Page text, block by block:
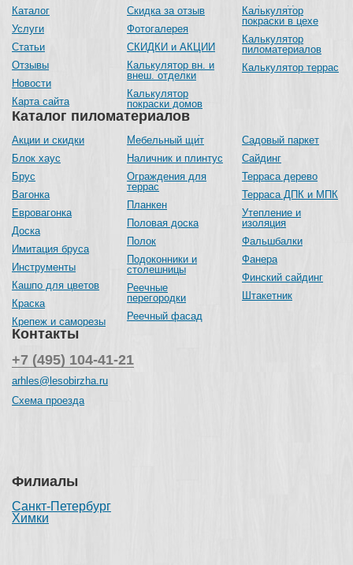
Каталог пиломатериалов
Акции и скидки
Блок хаус
Брус
Вагонка
Евровагонка
Доска
Имитация бруса
Инструменты
Кашпо для цветов
Краска
Крепеж и саморезы
Мебельный щит
Наличник и плинтус
Ограждения для
террас
Планкен
Половая доска
Полок
Подоконники и
столешницы
Реечные
перегородки
Реечный фасад
Садовый паркет
Сайдинг
Терраса дерево
Терраса ДПК и МПК
Утепление и
изоляция
Фальшбалки
Фанера
Финский сайдинг
Штакетник
Каталог
Услуги
Статьи
Отзывы
Новости
Карта сайта
Скидка за отзыв
Фотогалерея
СКИДКИ и АКЦИИ
Калькулятор вн. и
внеш. отделки
Калькулятор
покраски домов
Калькулятор
покраски в цехе
Калькулятор
пиломатериалов
Калькулятор террас
Контакты
+7 (495) 104-41-21
arhles@lesobirzha.ru
Схема проезда
Филиалы
Санкт-Петербург
Химки